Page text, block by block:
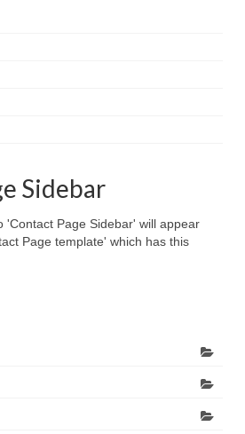
Sidebar
'Contact Page Sidebar' will appear
Page template' which has this